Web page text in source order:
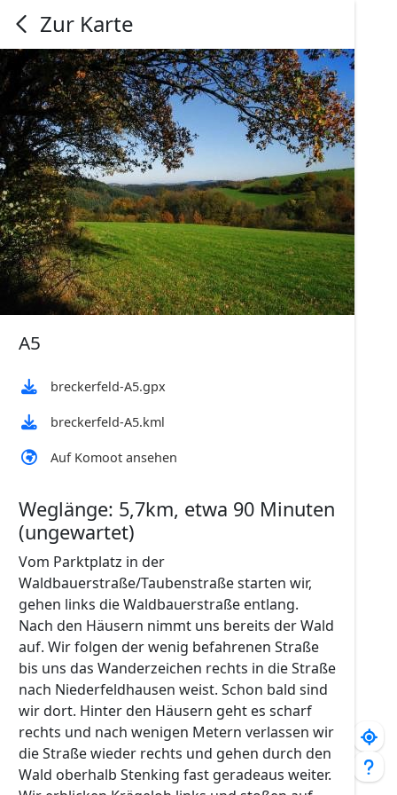
Zur Karte
A5
breckerfeld-A5.gpx
breckerfeld-A5.kml
Auf Komoot ansehen
Weglänge: 5,7km, etwa 90 Minuten
(ungewartet)
Vom Parktplatz in der
Waldbauerstraße/Taubenstraße starten wir,
gehen links die Waldbauerstraße entlang.
Nach den Häusern nimmt uns bereits der Wald
auf. Wir folgen der wenig befahrenen Straße
bis uns das Wanderzeichen rechts in die Straße
nach Niederfeldhausen weist. Schon bald sind
wir dort. Hinter den Häusern geht es scharf
rechts und nach wenigen Metern verlassen wir
die Straße wieder rechts und gehen durch den
Wald oberhalb Stenking fast geradeaus weiter.